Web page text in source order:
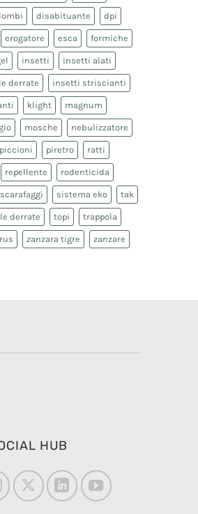
disabituante dpi
erogatore esca formiche
insetti insetti alati
derrate insetti striscianti
klight magnum
mosche nebulizzatore
piccioni piretro ratti
repellente rodenticida
scarafaggi sistema eko tak
derrate topi trappola
zanzara tigre zanzare
HUB